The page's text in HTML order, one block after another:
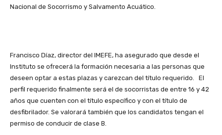
Nacional de Socorrismo y Salvamento Acuático.
Francisco Díaz, director del IMEFE, ha asegurado que desde el
Instituto se ofrecerá la formación necesaria a las personas que
deseen optar a estas plazas y carezcan del título requerido. El
perfil requerido finalmente será el de socorristas de entre 16 y 42
años que cuenten con el título específico y con el título de
desfibrilador. Se valorará también que los candidatos tengan el
permiso de conducir de clase B.